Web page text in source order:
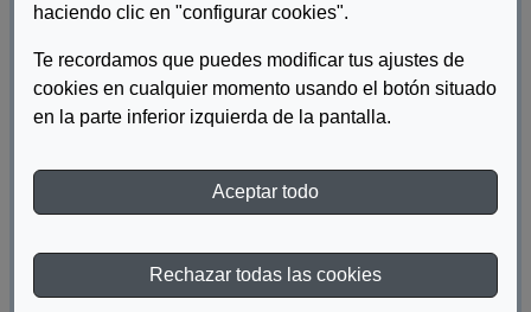
haciendo clic en "configurar cookies".
Te recordamos que puedes modificar tus ajustes de
cookies en cualquier momento usando el botón situado
en la parte inferior izquierda de la pantalla.
Aceptar todo
Rechazar todas las cookies
Descripcion:
La presente publicación pretende ser una Guía práctica para la
intervención en el ámbito escolar, basada, no solo en la teoría
sino sobre todo en los conocimientos prácticos adquiridos en